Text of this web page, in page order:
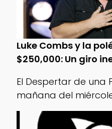
Luke Combs y la
$250,000: Un giro
El Despertar de una
mañana del